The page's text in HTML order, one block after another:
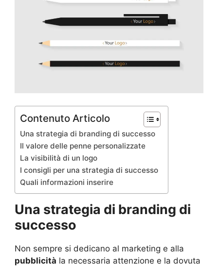
Contenuto Articolo
Una strategia di branding di successo
Il valore delle penne personalizzate
La visibilità di un logo
I consigli per una strategia di successo
Quali informazioni inserire
Una strategia di branding di
successo
Non sempre si dedicano al marketing e alla
pubblicità la necessaria attenzione e la dovuta